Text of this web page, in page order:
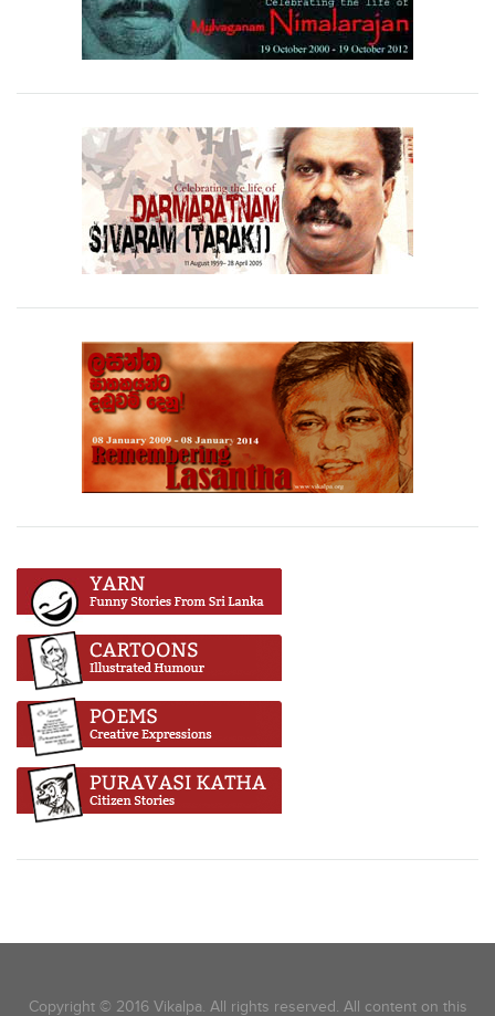
Copyright © 2016 Vikalpa. All rights reserved. All content on this